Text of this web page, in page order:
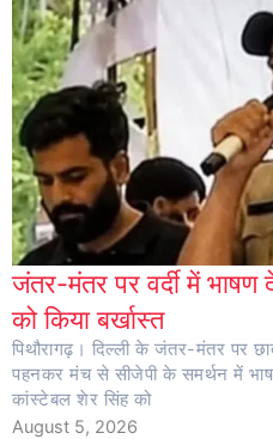
जंतर-मंतर पर वर्दी में
को किया बर्खास्त
पिथौरागढ़। दिल्ली के जंतर-मंतर पर
पहनकर मंच से सीजेपी के समर्थन में
कांस्टेबल शेर सिंह को
August 5, 2026